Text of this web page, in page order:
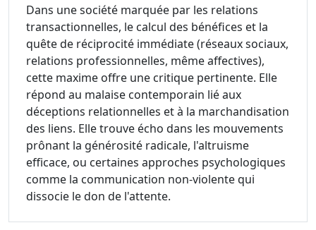
Dans une société marquée par les relations
transactionnelles, le calcul des bénéfices et la
quête de réciprocité immédiate (réseaux sociaux,
relations professionnelles, même affectives),
cette maxime offre une critique pertinente. Elle
répond au malaise contemporain lié aux
déceptions relationnelles et à la marchandisation
des liens. Elle trouve écho dans les mouvements
prônant la générosité radicale, l'altruisme
efficace, ou certaines approches psychologiques
comme la communication non-violente qui
dissocie le don de l'attente.